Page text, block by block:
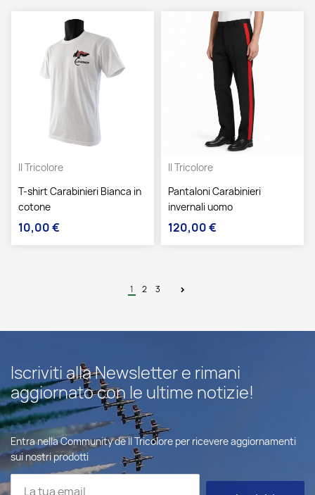
Il Tricolore
T-shirt Carabinieri Bianca in
cotone
Prezzo
10,00 €
Il Tricolore
Pantaloni Carabinieri
invernali uomo
Prezzo
120,00 €
1 2 3
Iscriviti alla Newsletter e rimani
aggiornato con le ultime notizie!
Entra nella Community de Il Tricolore per ricevere aggiornamenti
sui nostri prodotti